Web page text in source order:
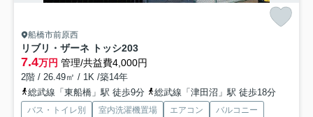
船橋市前原西
リブリ・ザーネ トッシ203
7.4万円 管理/共益費4,000円
2階 / 26.49㎡ / 1K /築14年
総武線「東船橋」駅 徒歩9分
総武線「津田沼」駅 徒歩18分
バス・トイレ別 室内洗濯機置場 エアコン
バルコニー